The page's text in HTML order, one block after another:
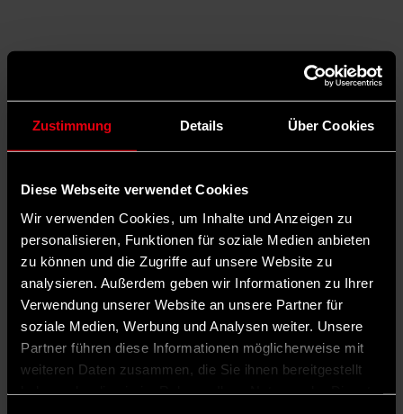
Zustimmung Details Über Cookies
Diese Webseite verwendet Cookies
Wir verwenden Cookies, um Inhalte und Anzeigen zu
personalisieren, Funktionen für soziale Medien anbieten
zu können und die Zugriffe auf unsere Website zu
analysieren. Außerdem geben wir Informationen zu Ihrer
Verwendung unserer Website an unsere Partner für
soziale Medien, Werbung und Analysen weiter. Unsere
Partner führen diese Informationen möglicherweise mit
weiteren Daten zusammen, die Sie ihnen bereitgestellt